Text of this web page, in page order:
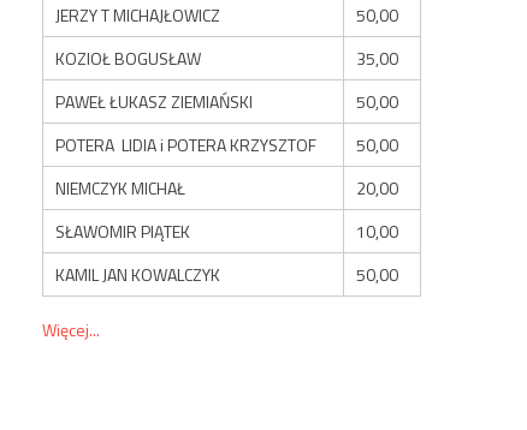
JERZY T MICHAJŁOWICZ
50,00
KOZIOŁ BOGUSŁAW
35,00
PAWEŁ ŁUKASZ ZIEMIAŃSKI
50,00
POTERA LIDIA i POTERA KRZYSZTOF
50,00
NIEMCZYK MICHAŁ
20,00
SŁAWOMIR PIĄTEK
10,00
KAMIL JAN KOWALCZYK
50,00
Więcej...